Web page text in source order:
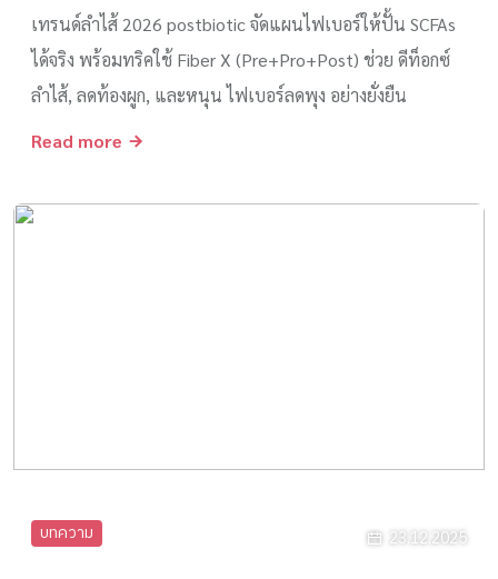
เทรนด์ลำไส้ 2026 postbiotic จัดแผนไฟเบอร์ให้ปั้น SCFAs
ได้จริง พร้อมทริคใช้ Fiber X (Pre+Pro+Post) ช่วย ดีท็อกซ์
ลำไส้, ลดท้องผูก, และหนุน ไฟเบอร์ลดพุง อย่างยั่งยืน
Read more
บทความ 23.12.2025